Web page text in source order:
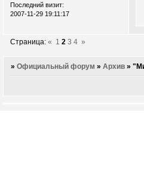
Последний визит:
2007-11-29 19:11:17
Страница:« 1 2 3 4 »
»Официальный форум »Архив »